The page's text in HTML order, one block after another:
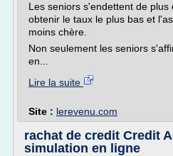
Les seniors s'endettent de
obtenir le taux le plus bas et
moins chère.
Non seulement les seniors
en...
Lire la suite
Site : lerevenu.com
rachat de credit Credit
simulation en ligne